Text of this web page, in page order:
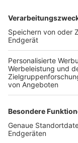
TOP-VEREINE
TOP-PARTNER